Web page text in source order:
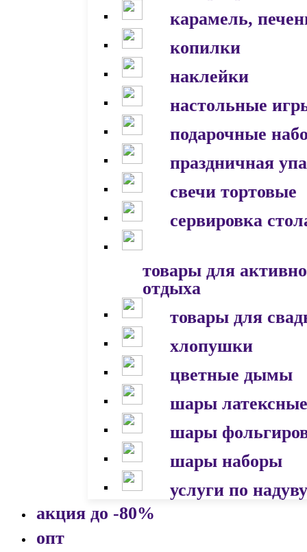
карамель,
копилки
наклейки
настольные
подарочные
праздничная
свечи тортовые
сервировка
товары для
отдыха
товары для
хлопушки
цветные дымы
шары латексные
шары
шары наборы
услуги по надуву
акция до -80%
опт